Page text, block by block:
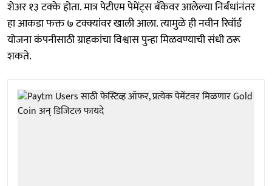
शेअर १३ टक्के होता. मात्र पेटीएम पेमेंट्स बँकेवर आलेल्या निर्बंधांनंतर
हा आकडा फक्त ७ टक्क्यांवर खाली आला. त्यामुळे ही नवीन रिवॉर्ड
योजना कंपनीसाठी ग्राहकांचा विश्वास पुन्हा मिळवण्याची संधी ठरू
शकते.